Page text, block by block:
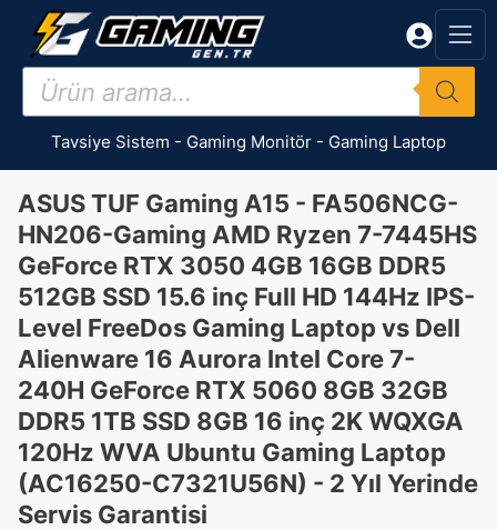
İçeriğe
Products
search
Tavsiye Sistem - Gaming Monitör - Gaming Laptop
ASUS TUF Gaming A15 - FA506NCG-
HN206-Gaming AMD Ryzen 7-7445HS
GeForce RTX 3050 4GB 16GB DDR5
512GB SSD 15.6 inç Full HD 144Hz IPS-
Level FreeDos Gaming Laptop vs Dell
Alienware 16 Aurora Intel Core 7-
240H GeForce RTX 5060 8GB 32GB
DDR5 1TB SSD 8GB 16 inç 2K WQXGA
120Hz WVA Ubuntu Gaming Laptop
(AC16250-C7321U56N) - 2 Yıl Yerinde
Servis Garantisi